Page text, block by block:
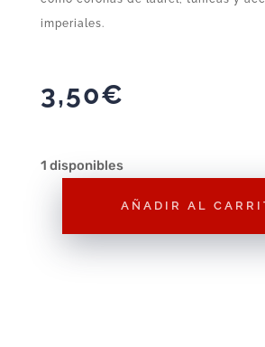
imperiales.
3,50€
1 disponibles
AÑADIR AL